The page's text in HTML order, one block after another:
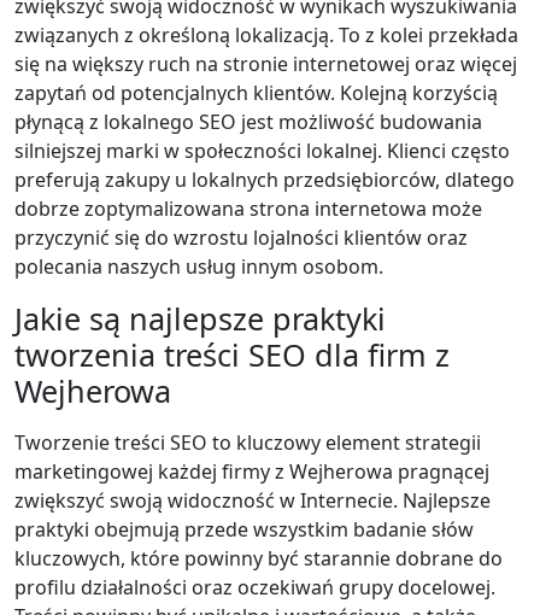
zwiększyć swoją widoczność w wynikach wyszukiwania
związanych z określoną lokalizacją. To z kolei przekłada
się na większy ruch na stronie internetowej oraz więcej
zapytań od potencjalnych klientów. Kolejną korzyścią
płynącą z lokalnego SEO jest możliwość budowania
silniejszej marki w społeczności lokalnej. Klienci często
preferują zakupy u lokalnych przedsiębiorców, dlatego
dobrze zoptymalizowana strona internetowa może
przyczynić się do wzrostu lojalności klientów oraz
polecania naszych usług innym osobom.
Jakie są najlepsze praktyki
tworzenia treści SEO dla firm z
Wejherowa
Tworzenie treści SEO to kluczowy element strategii
marketingowej każdej firmy z Wejherowa pragnącej
zwiększyć swoją widoczność w Internecie. Najlepsze
praktyki obejmują przede wszystkim badanie słów
kluczowych, które powinny być starannie dobrane do
profilu działalności oraz oczekiwań grupy docelowej.